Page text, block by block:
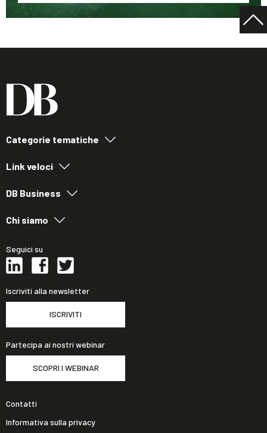
Categorie tematiche
Link veloci
DB Business
Chi siamo
Seguici su
Iscriviti alla newsletter
ISCRIVITI
Partecipa ai nostri webinar
SCOPRI I WEBINAR
Contatti
Informativa sulla privacy